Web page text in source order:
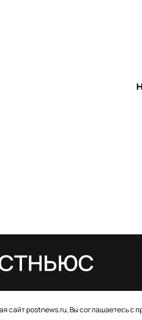
сайт postnews.ru, Вы соглашаетесь с
СМИ: ЭЛ № ФС 77–85757 от